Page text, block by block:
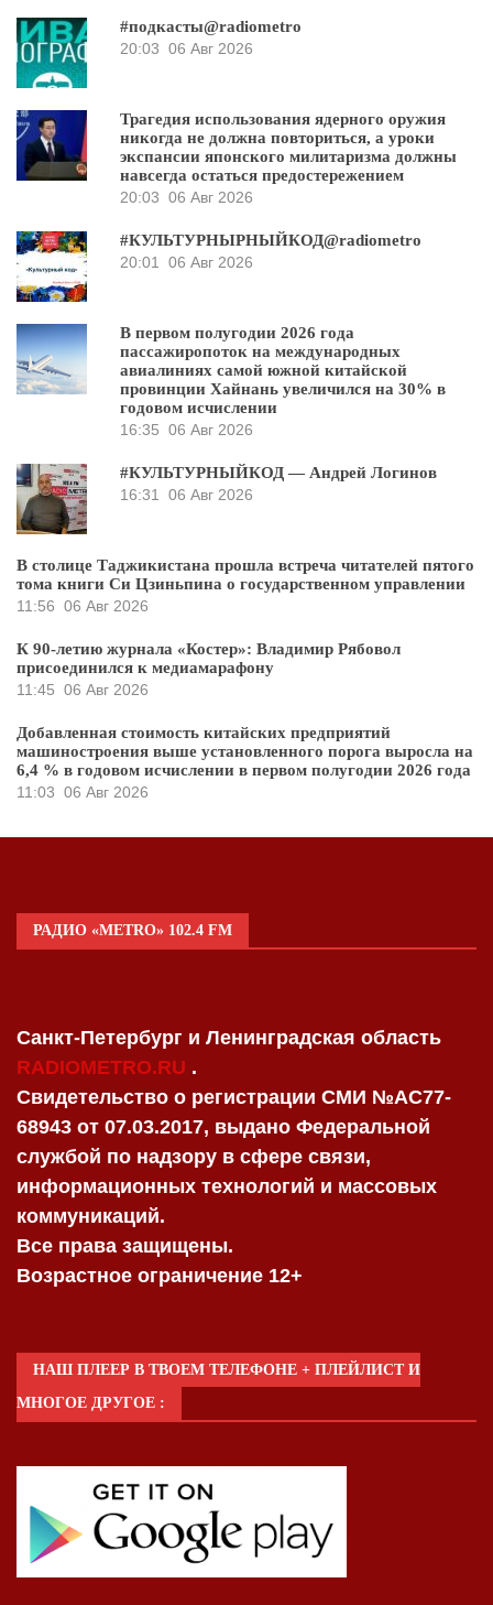
#подкасты@radiometro
20:03 06 Авг 2026
Трагедия использования ядерного оружия
никогда не должна повториться, а уроки
экспансии японского милитаризма должны
навсегда остаться предостережением
20:03 06 Авг 2026
#КУЛЬТУРНЫРНЫЙКОД@radiometro
20:01
06 Авг 2026
В первом полугодии 2026 года
пассажиропоток на международных
авиалиниях самой южной китайской
провинции Хайнань увеличился на 30% в
годовом исчислении
16:35 06 Авг 2026
#КУЛЬТУРНЫЙКОД — Андрей Логинов
16:31
06 Авг 2026
В столице Таджикистана прошла встреча читателей пятого
тома книги Си Цзиньпина о государственном управлении
11:56 06 Авг 2026
К 90-летию журнала «Костер»: Владимир Рябовол
присоединился к медиамарафону
11:45 06 Авг 2026
Добавленная стоимость китайских предприятий
машиностроения выше установленного порога выросла на
6,4 % в годовом исчислении в первом полугодии 2026 года
11:03 06 Авг 2026
РАДИО «METRO» 102.4 FM
Санкт-Петербург и Ленинградская область
RADIOMETRO.RU .
Свидетельство о регистрации СМИ №AC77-
68943 от 07.03.2017, выдано Федеральной
службой по надзору в сфере связи,
информационных технологий и массовых
коммуникаций.
Все права защищены.
Возрастное ограничение 12+
НАШ ПЛЕЕР В ТВОЕМ ТЕЛЕФОНЕ + ПЛЕЙЛИСТ И
МНОГОЕ ДРУГОЕ :